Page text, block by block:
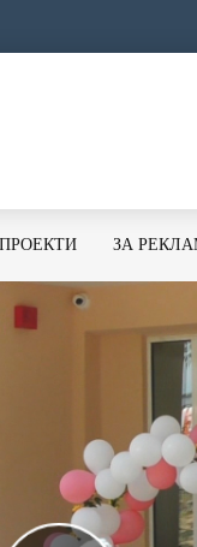
ПРОЕКТИ ЗА